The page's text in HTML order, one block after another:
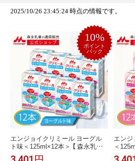
10%
ポイント
バック
エンジョイクリミール ヨーグル
ト味＜125ml×12本＞ 【 森永乳業
公式ショップ】 高齢者 栄養補助食
エン
＜
ショッ
2025/10/26 23:45:24 時点の情報です。